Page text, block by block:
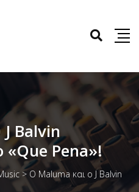
Balvin
Pena»!
> O Maluma και ο J Balvin